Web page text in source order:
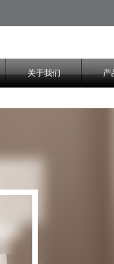
关于我们 产